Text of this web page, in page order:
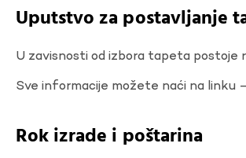
Uputstvo za postavljanje
U zavisnosti od izbora tapeta postoje
Sve informacije možete naći na linku –
Rok izrade i poštarina